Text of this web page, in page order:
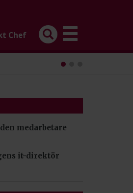
Chef
medarbetare
it-direktör